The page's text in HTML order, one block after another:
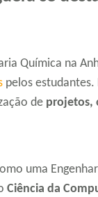
Química na
pelos
de projetos,
uma
Ciência da